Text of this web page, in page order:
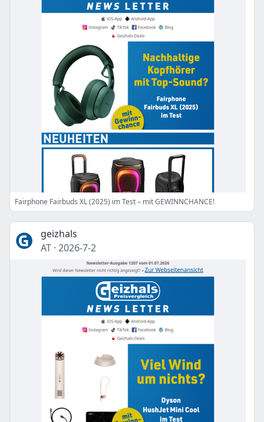
Fairphone Fairbuds XL (2025) im Test – mit GEWINNCHANCE!
geizhals
AT · 2026-7-2